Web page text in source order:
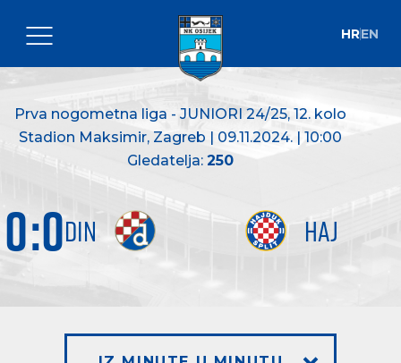
HREN
Prva nogometna liga - JUNIORI 24/25, 12. kolo
Stadion Maksimir, Zagreb | 09.11.2024. | 10:00
Gledatelja:250
DIN HAJ
0:0